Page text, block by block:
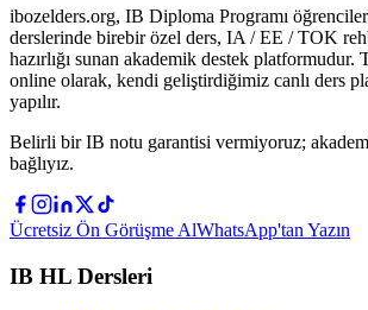
ibozelders.org, IB Diploma Programı
derslerinde birebir özel ders, IA / EE / TOK
hazırlığı sunan akademik destek platformudur.
online olarak, kendi geliştirdiğimiz canlı ders
yapılır.
Belirli bir IB notu garantisi vermiyoruz;
bağlıyız.
Ücretsiz Ön Görüşme AlWhatsApp'tan Yazın
IB HL Dersleri